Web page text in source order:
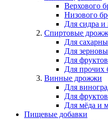
Верхового
Низового
Для сидра и
Спиртовые
Для
Для
Для
Для прочих
Винные дрожжи
Для
Для
Для мёда и
Пищевые добавки